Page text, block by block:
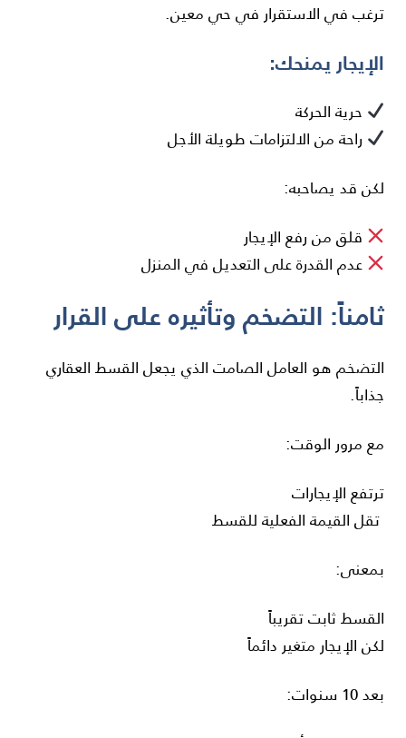
ترغب في الاستقرار في حي معين.
الإيجار يمنحك:
حرية الحركة
راحة من الالتزامات طويلة الأجل
لكن قد يصاحبه:
قلق من رفع الإيجار
عدم القدرة على التعديل في المنزل
ثامناً: التضخم وتأثيره على القرار
التضخم هو العامل الصامت الذي يجعل القسط العقاري
جذاباً.
مع مرور الوقت:
ترتفع الإيجارات
تقل القيمة الفعلية للقسط
بمعنى:
القسط ثابت تقريباً
لكن الإيجار متغير دائماً
بعد 10 سنوات: